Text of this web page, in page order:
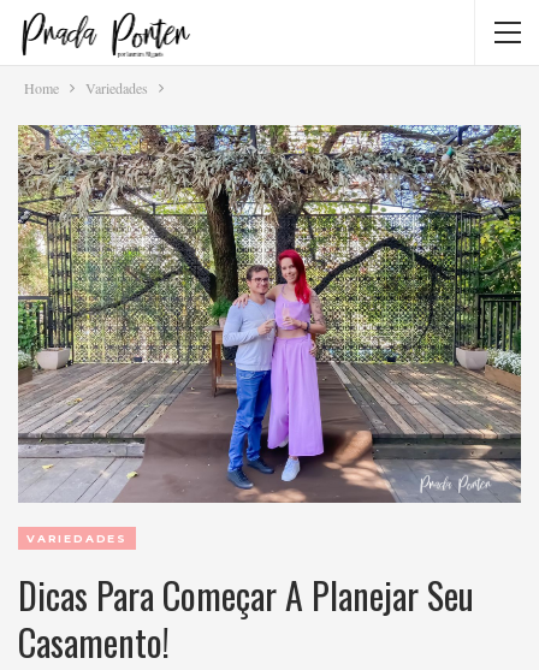
Home Variedades
VARIEDADES
Dicas Para Começar A Planejar Seu
Casamento!